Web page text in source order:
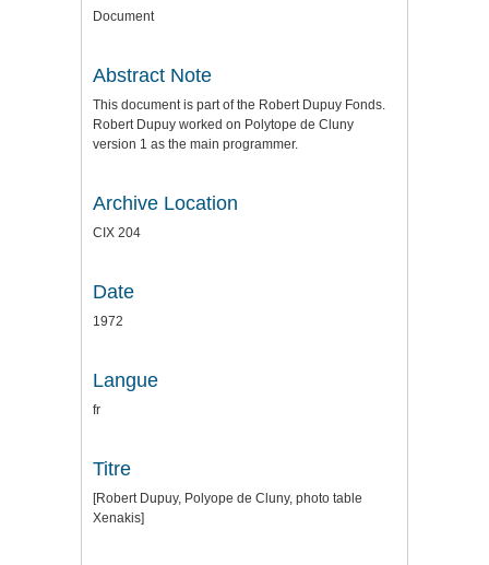
Document
Abstract Note
This document is part of the Robert Dupuy Fonds.
Robert Dupuy worked on Polytope de Cluny
version 1 as the main programmer.
Archive Location
CIX 204
Date
1972
Langue
fr
Titre
[Robert Dupuy, Polyope de Cluny, photo table
Xenakis]